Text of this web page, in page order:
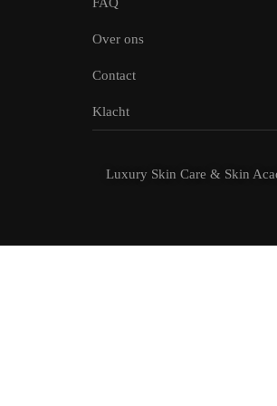
Over ons
Contact
Klacht
Luxury Skin Care & Skin